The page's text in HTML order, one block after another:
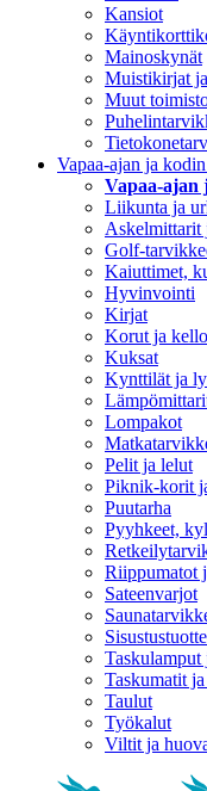
Kansiot
Mainoskynät
Muistikirjat
Muut
Vapaa-ajan ja
Vapaa-ajan
Liikunta ja
Askelmittarit
Golf-
Kaiuttimet,
Hyvinvointi
Kirjat
Korut ja
Kuksat
Kynttilät ja
Lompakot
Pelit ja lelut
Piknik-korit
Puutarha
Pyyhkeet,
Riippumatot
Sateenvarjot
Taskulamput
Taskumatit
Taulut
Työkalut
Viltit ja